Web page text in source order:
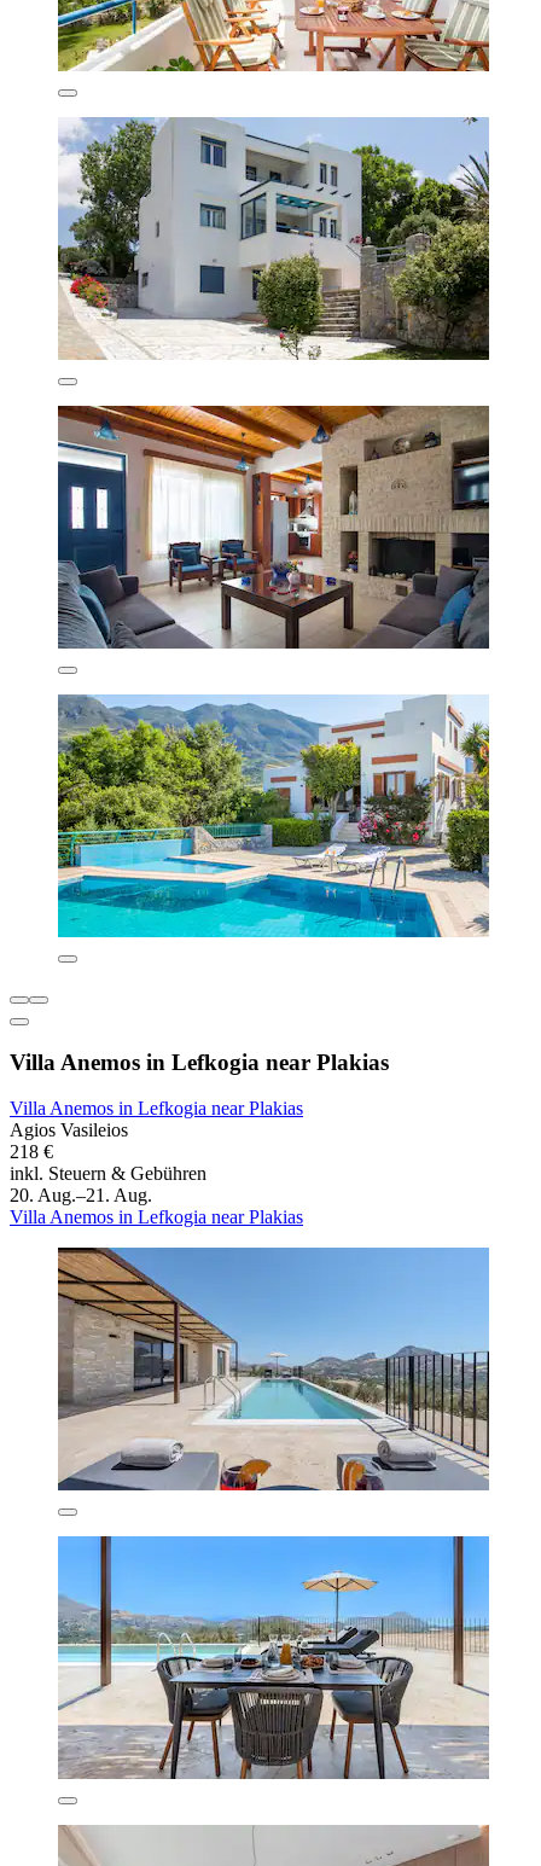
Villa Anemos in Lefkogia near Plakias
Villa Anemos in Lefkogia near Plakias
Agios Vasileios
218 €
inkl. Steuern & Gebühren
20. Aug.–21. Aug.
Villa Anemos in Lefkogia near Plakias